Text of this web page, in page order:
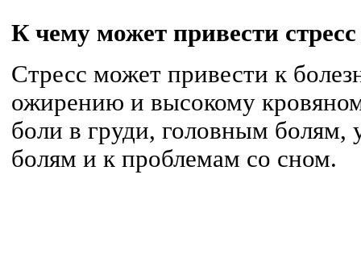
К чему может привести стресс
Стресс может привести к
ожирению и высокому
боли в груди, головным
болям и к проблемам со сном.